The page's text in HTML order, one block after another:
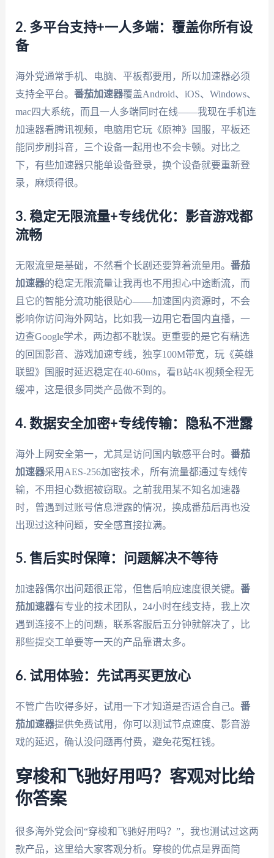
2. 多平台支持+一人多端：覆盖你所有设
备
海外党通常手机、电脑、平板都要用，所以加速器必须
支持全平台。 番茄加速器覆盖Android、iOS、Windows、
mac四大系统，而且一人多端同时在线——我现在手机连
加速器看腾讯视频，电脑用它玩《原神》国服，平板还
能同步刷抖音，三个设备一起用也不会卡顿。对比之
下，有些加速器只能单设备登录，换个设备就要重新登
录，麻烦得很。
3. 稳定无限流量+专线优化：影音游戏都
流畅
无限流量是基础，不然看个长剧还要算着流量用。 番茄
加速器的稳定无限流量让我再也不用担心中途断流，而
且它的智能分流功能很贴心——加速国内资源时，不会
影响你访问海外网站，比如我一边用它看国内直播，一
边查Google学术，两边都不耽误。更重要的是它有精选
的回国影音、游戏加速专线，独享100M带宽，玩《英雄
联盟》国服时延迟稳定在40-60ms，看B站4K视频全程无
缓冲，这是很多同类产品做不到的。
4. 数据安全加密+专线传输：隐私不泄露
海外上网安全第一，尤其是访问国内敏感平台时。 番茄
加速器采用AES-256加密技术，所有流量都通过专线传
输，不用担心数据被窃取。之前我用某不知名加速器
时，曾遇到过账号信息泄露的情况，换成番茄后再也没
出现过这种问题，安全感直接拉满。
5. 售后实时保障：问题解决不等待
加速器偶尔出问题很正常，但售后响应速度很关键。 番
茄加速器有专业的技术团队，24小时在线支持，我上次
遇到连接不上的问题，联系客服后五分钟就解决了，比
那些提交工单要等一天的产品靠谱太多。
6. 试用体验：先试再买更放心
不管广告吹得多好，试用一下才知道是否适合自己。 番
茄加速器提供免费试用，你可以测试节点速度、影音游
戏的延迟，确认没问题再付费，避免花冤枉钱。
穿梭和飞驰好用吗？客观对比给
你答案
很多海外党会问“穿梭和飞驰好用吗？”，我也测试过这两
款产品，这里给大家客观分析。穿梭的优点是界面简